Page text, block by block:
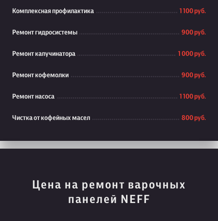
Комплексная профилактика 1 100 руб.
Ремонт гидросистемы 900 руб.
Ремонт капучинатора 1 000 руб.
Ремонт кофемолки 900 руб.
Ремонт насоса 1 100 руб.
Чистка от кофейных масел 800 руб.
Цена на ремонт варочных
панелей NEFF